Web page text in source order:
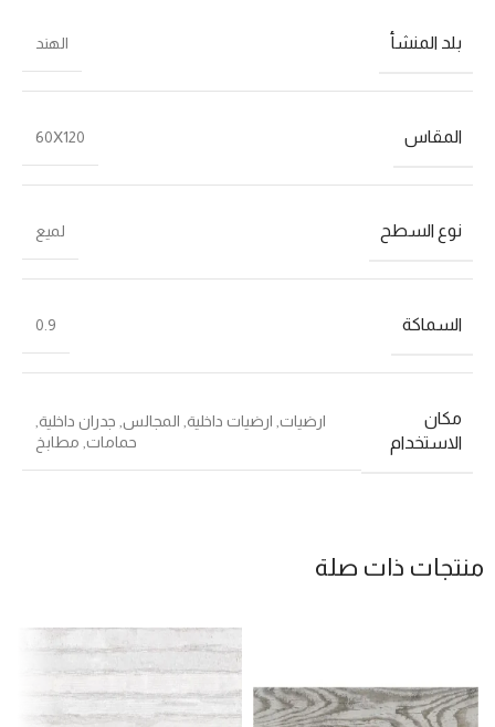
بلد المنشأ الهند
المقاس 60X120
نوع السطح لميع
السماكة 0.9
مكان
الاستخدام
ارضيات ارضيات داخلية المجالس جدران داخلية
حمامات مطابخ
منتجات ذات صلة